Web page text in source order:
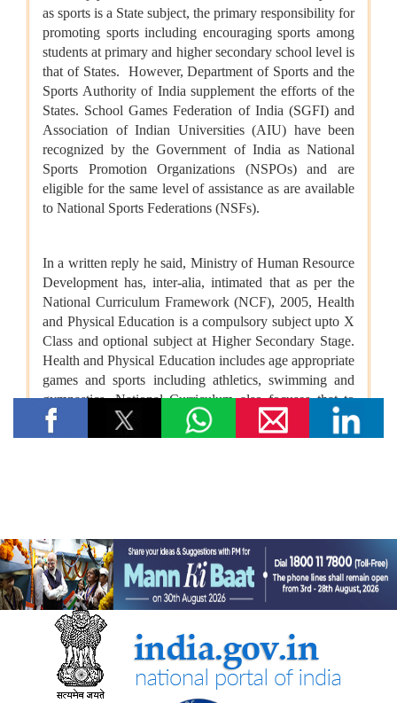
विज्ञान एवं प्रौद्योगिकी मंत्रालय
डॉ. जितेंद्र सिंह के अनुसार, भारत अगली औद्योगिक क्रांति में एक महत्वपूर्ण
भूमिका निभाएगा, जो जैव प्रौद्योगिकी और एआई पर आधारित होगी
सामाजिक न्‍याय एवं अधिकारिता मंत्रालय
सरकार ने डीएपीएससी के अंतर्गत अनुसूचित जातियों के कल्याण और विकास
के लिए निर्धारित निधियों की निगरानी और मजबूत की
पिछले तीन वित्त वर्षों के दौरान कर्नाटक में अनुसूचित जाति के विद्यार्थियों के
लिए पोस्ट-मैट्रिक छात्रवृत्ति के अंतर्गत 1,178.20 करोड़ रुपये की केंद्रीय
कुमार को बी.टेक की पढ़ाई पूरी करने में कैसे मदद की
वित्तीय बाधाओं से लेकर शैक्षिक आकांक्षाओं तक: अनु प्रिया को बी.टेक की
पढ़ाई पूरी करने में छात्रवृत्ति सहायता ने कैसे मदद की
वित्तीय बाधाओं से लेकर तकनीकी आकांक्षाओं तक: यारा महेश को बी.टेक की
पढ़ाई पूरी करने में छात्रवृत्ति सहायता ने कैसे मदद की
युवा कार्यक्रम एवं खेल मंत्रालय
“काशी से नशा मुक्ति का संदेश जलगांव के हर गाँव तक पहुँचना चाहिए” —
अन्य
केंद्रीकृत जन शिकायत निवारण और निगरानी प्रणाली (सीपीग्राम)
भारतीय प्रतिस्पर्धा आयोग
भारतीय प्रतिस्पर्धा आयोग (सीसीआई) ने ब्रिक्स प्रतिस्पर्धा प्राधिकरणों के
प्रमुखों की बैठक आयोजित की